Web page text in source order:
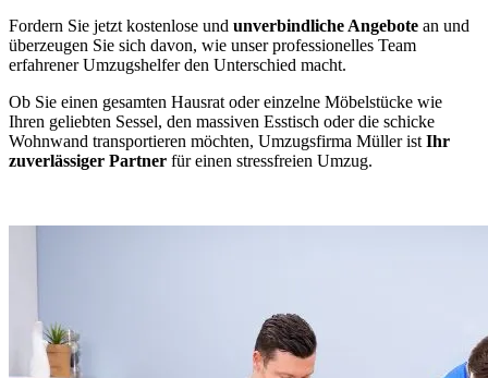
Fordern Sie jetzt kostenlose und unverbindliche Angebote an und
überzeugen Sie sich davon, wie unser professionelles Team
erfahrener Umzugshelfer den Unterschied macht.
Ob Sie einen gesamten Hausrat oder einzelne Möbelstücke wie
Ihren geliebten Sessel, den massiven Esstisch oder die schicke
Wohnwand transportieren möchten, Umzugsfirma Müller ist Ihr
zuverlässiger Partner für einen stressfreien Umzug.